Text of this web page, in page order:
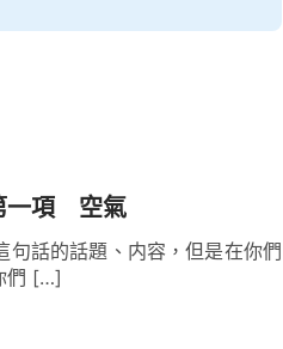
一項 空氣
話的話題、内容，但是在你們
們 […]